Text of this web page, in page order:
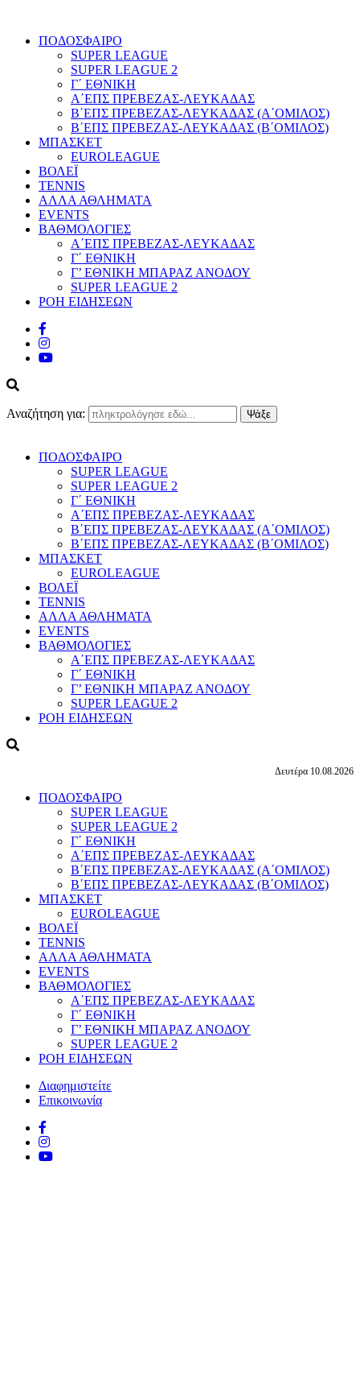
ΠΟΔΟΣΦΑΙΡΟ
SUPER LEAGUE
SUPER LEAGUE 2
Γ΄ ΕΘΝΙΚΗ
Α΄ΕΠΣ ΠΡΕΒΕΖΑΣ-ΛΕΥΚΑΔΑΣ
Β΄ΕΠΣ ΠΡΕΒΕΖΑΣ-ΛΕΥΚΑΔΑΣ (Α΄ΟΜΙΛΟΣ)
Β΄ΕΠΣ ΠΡΕΒΕΖΑΣ-ΛΕΥΚΑΔΑΣ (Β΄ΟΜΙΛΟΣ)
ΜΠΑΣΚΕΤ
EUROLEAGUE
ΒΟΛΕΪ
TENNIS
ΑΛΛΑ ΑΘΛΗΜΑΤΑ
EVENTS
ΒΑΘΜΟΛΟΓΙΕΣ
Α΄ΕΠΣ ΠΡΕΒΕΖΑΣ-ΛΕΥΚΑΔΑΣ
Γ΄ ΕΘΝΙΚΗ
Γ’ ΕΘΝΙΚΗ ΜΠΑΡΑΖ ΑΝΟΔΟΥ
SUPER LEAGUE 2
ΡΟΗ ΕΙΔΗΣΕΩΝ
Αναζήτηση για:
ΠΟΔΟΣΦΑΙΡΟ
SUPER LEAGUE
SUPER LEAGUE 2
Γ΄ ΕΘΝΙΚΗ
Α΄ΕΠΣ ΠΡΕΒΕΖΑΣ-ΛΕΥΚΑΔΑΣ
Β΄ΕΠΣ ΠΡΕΒΕΖΑΣ-ΛΕΥΚΑΔΑΣ (Α΄ΟΜΙΛΟΣ)
Β΄ΕΠΣ ΠΡΕΒΕΖΑΣ-ΛΕΥΚΑΔΑΣ (Β΄ΟΜΙΛΟΣ)
ΜΠΑΣΚΕΤ
EUROLEAGUE
ΒΟΛΕΪ
TENNIS
ΑΛΛΑ ΑΘΛΗΜΑΤΑ
EVENTS
ΒΑΘΜΟΛΟΓΙΕΣ
Α΄ΕΠΣ ΠΡΕΒΕΖΑΣ-ΛΕΥΚΑΔΑΣ
Γ΄ ΕΘΝΙΚΗ
Γ’ ΕΘΝΙΚΗ ΜΠΑΡΑΖ ΑΝΟΔΟΥ
SUPER LEAGUE 2
ΡΟΗ ΕΙΔΗΣΕΩΝ
Δευτέρα 10.08.2026
ΠΟΔΟΣΦΑΙΡΟ
SUPER LEAGUE
SUPER LEAGUE 2
Γ΄ ΕΘΝΙΚΗ
Α΄ΕΠΣ ΠΡΕΒΕΖΑΣ-ΛΕΥΚΑΔΑΣ
Β΄ΕΠΣ ΠΡΕΒΕΖΑΣ-ΛΕΥΚΑΔΑΣ (Α΄ΟΜΙΛΟΣ)
Β΄ΕΠΣ ΠΡΕΒΕΖΑΣ-ΛΕΥΚΑΔΑΣ (Β΄ΟΜΙΛΟΣ)
ΜΠΑΣΚΕΤ
EUROLEAGUE
ΒΟΛΕΪ
TENNIS
ΑΛΛΑ ΑΘΛΗΜΑΤΑ
EVENTS
ΒΑΘΜΟΛΟΓΙΕΣ
Α΄ΕΠΣ ΠΡΕΒΕΖΑΣ-ΛΕΥΚΑΔΑΣ
Γ΄ ΕΘΝΙΚΗ
Γ’ ΕΘΝΙΚΗ ΜΠΑΡΑΖ ΑΝΟΔΟΥ
SUPER LEAGUE 2
ΡΟΗ ΕΙΔΗΣΕΩΝ
Διαφημιστείτε
Επικοινωνία